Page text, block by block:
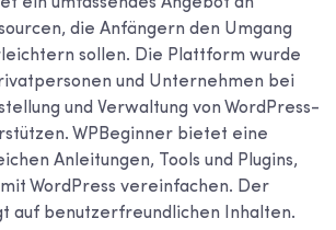
die Anfängern den Umgang
sollen. Die Plattform wurde
und Unternehmen bei
und Verwaltung von WordPress-
WPBeginner bietet eine
Anleitungen, Tools und Plugins,
WordPress vereinfachen. Der
auf benutzerfreundlichen Inhalten.